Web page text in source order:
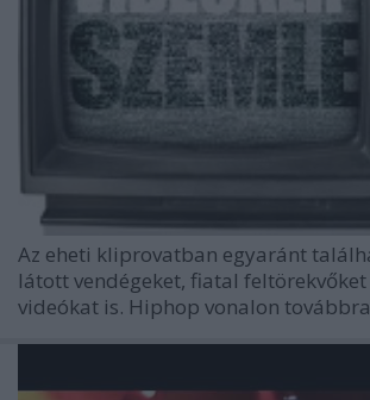
Az eheti kliprovatban egyaránt
látott vendégeket, fiatal
videókat is. Hiphop vonalon továbbra